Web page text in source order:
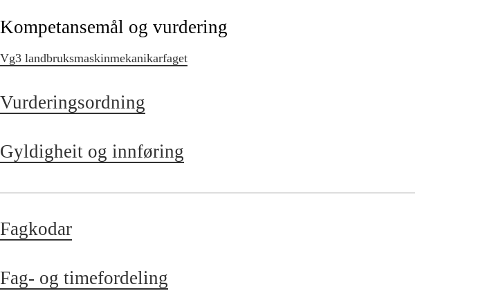
Kompetansemål og vurdering
Vg3 landbruksmaskinmekanikarfaget
Vurderingsordning
Gyldigheit og innføring
Fagkodar
Fag- og timefordeling